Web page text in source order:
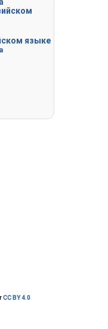
языке
CC BY 4.0